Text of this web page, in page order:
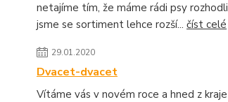
netajíme tím, že máme rádi psy rozhodli
jsme se sortiment lehce rozší... číst celé
29.01.2020
Dvacet-dvacet
Vítáme vás v novém roce a hned z kraje